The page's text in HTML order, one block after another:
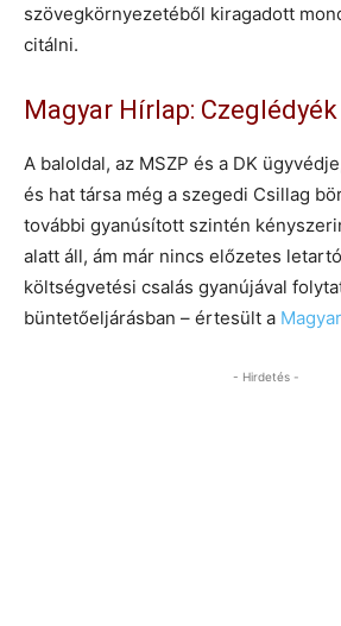
szövegkörnyezetéből kiragadott
citálni.
Magyar Hírlap:
A baloldal, az MSZP és a DK
és hat társa még a szegedi Csillag
további gyanúsított szintén
alatt áll, ám már nincs előzetes
költségvetési csalás gyanújával
büntetőeljárásban – értesült a
- Hirdetés -